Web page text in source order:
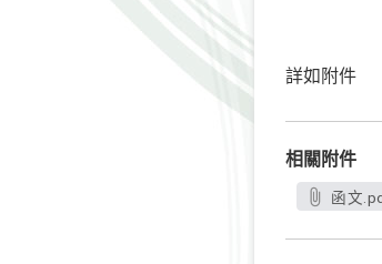
詳如附件
相關附件
函文